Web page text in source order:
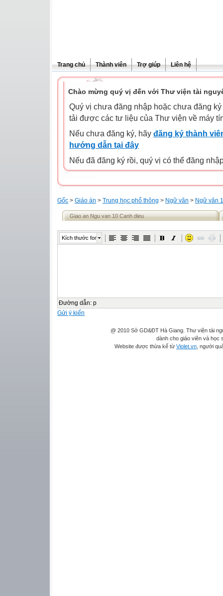
Trang chủ Thành viên Trợ giúp Liên hệ
Chào mừng quý vị đến với Thư viện tài
Quý vị chưa đăng nhập hoặc chưa đăng
tải được các tư liệu của Thư viện về máy
Nếu chưa đăng ký, hãy đăng ký thành
hướng dẫn tại đây
Nếu đã đăng ký rồi, quý vị có thể đăng
Gốc > Giáo án > Trung học phổ thông > Ngữ văn > Ngữ văn
Giao an Ngu van 10 Canh dieu
Kích thước font
Đường dẫn: p
Gửi ý kiến
@ 2010 Sở GD&ĐT Hà Giang. Thư viện tài
dành cho giáo viên và học
Website được thừa kế từ Violet.vn , người